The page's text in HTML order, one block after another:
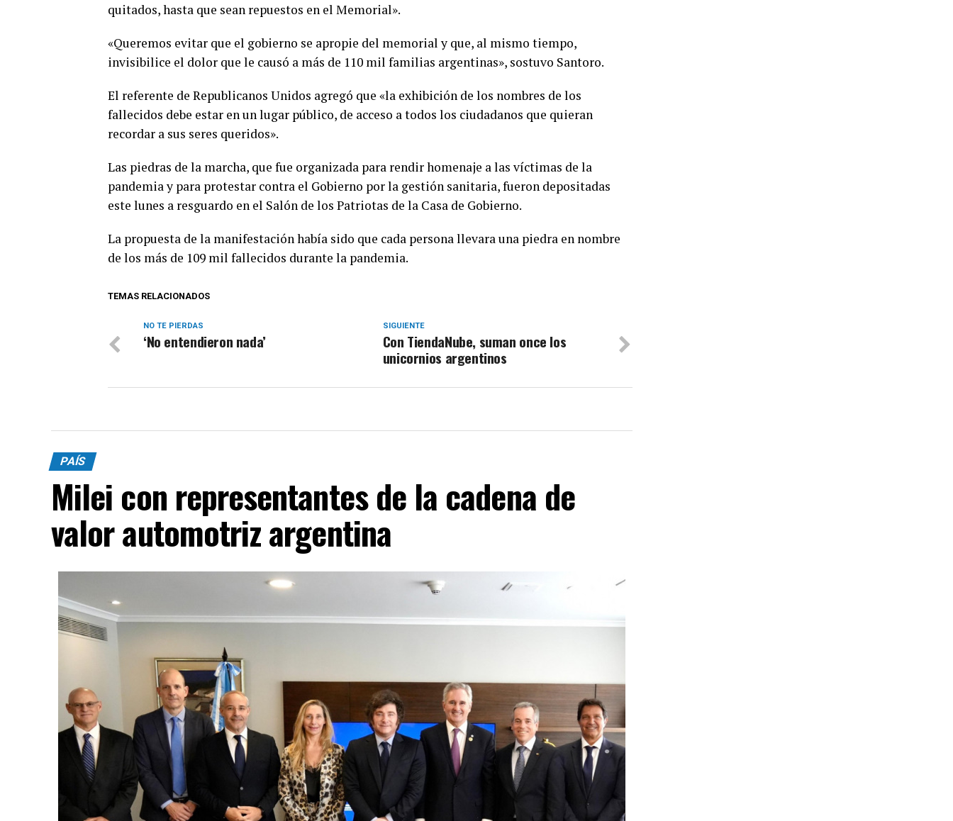
quitados, hasta que sean repuestos en el Memorial».
«Queremos evitar que el gobierno se apropie del memorial y que, al mismo tiempo,
invisibilice el dolor que le causó a más de 110 mil familias argentinas», sostuvo Santoro.
El referente de Republicanos Unidos agregó que «la exhibición de los nombres de los
fallecidos debe estar en un lugar público, de acceso a todos los ciudadanos que quieran
recordar a sus seres queridos».
Las piedras de la marcha, que fue organizada para rendir homenaje a las víctimas de la
pandemia y para protestar contra el Gobierno por la gestión sanitaria, fueron depositadas
este lunes a resguardo en el Salón de los Patriotas de la Casa de Gobierno.
La propuesta de la manifestación había sido que cada persona llevara una piedra en nombre
de los más de 109 mil fallecidos durante la pandemia.
TEMAS RELACIONADOS
SIGUIENTE
Con TiendaNube, suman once los
unicornios argentinos
NO TE PIERDAS
‘No entendieron nada’
PAÍS
Milei con representantes de la cadena de
valor automotriz argentina